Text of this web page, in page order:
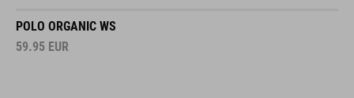
POLO ORGANIC WS
59.95 EUR